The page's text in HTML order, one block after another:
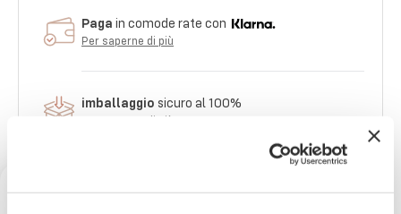
Paga in comode rate con
Per saperne di più
imballaggio sicuro al 100%
Per saperne di più